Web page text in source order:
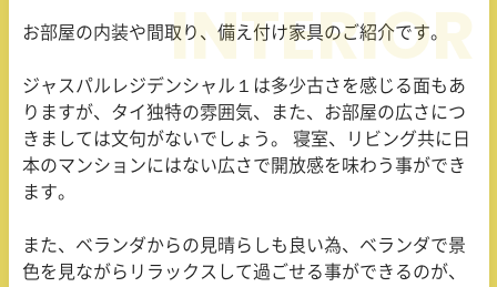
お部屋の内装や間取り、備え付け家具のご紹介です。
ジャスパルレジデンシャル１は多少古さを感じる面もあ
りますが、タイ独特の雰囲気、また、お部屋の広さにつ
きましては文句がないでしょう。 寝室、リビング共に日
本のマンションにはない広さで開放感を味わう事ができ
ます。
また、ベランダからの見晴らしも良い為、ベランダで景
色を見ながらリラックスして過ごせる事ができるのが、